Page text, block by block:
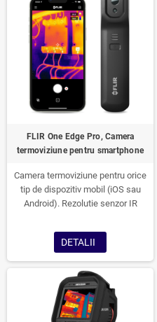
FLIR One Edge Pro, Camera
termoviziune pentru smartphone
Camera termoviziune pentru orice
tip de dispozitiv mobil (iOS sau
Android). Rezolutie senzor IR
-20°C..+400°C; Sensibilitate termica
NETD <0,07°C. Interfata Wi-Fi
DETALII